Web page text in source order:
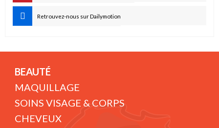
Retrouvez-nous sur Dailymotion
BEAUTÉ
MAQUILLAGE
SOINS VISAGE & CORPS
CHEVEUX